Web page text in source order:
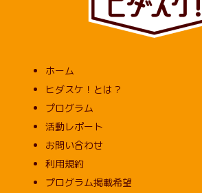
ホーム
ヒダスケ！とは？
プログラム
活動レポート
お問い合わせ
利用規約
プログラム掲載希望